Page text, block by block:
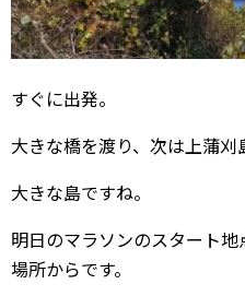
すぐに出発。
大きな橋を渡り、次は上蒲刈
大きな島ですね。
明日のマラソンのスタート
場所からです。